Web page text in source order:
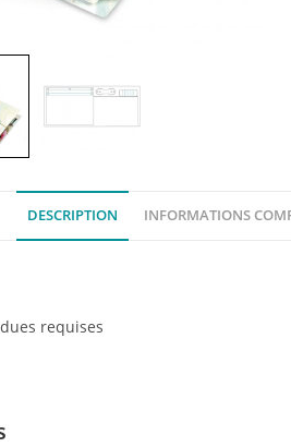
DESCRIPTION INFORMATIONS
requises